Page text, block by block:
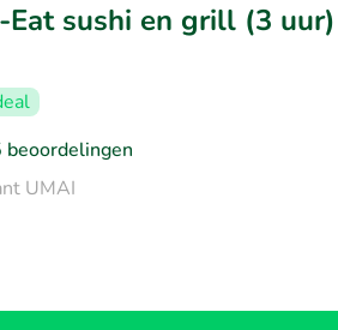
sushi en grill (3
beoordelingen
UMAI